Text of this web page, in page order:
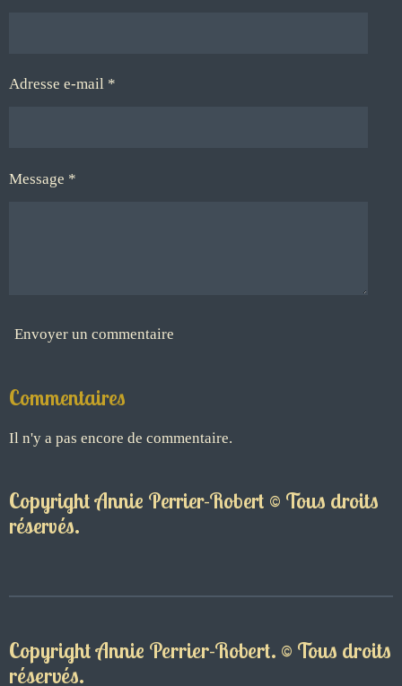
Adresse e-mail *
Message *
Envoyer un commentaire
Commentaires
Il n'y a pas encore de commentaire.
Copyright Annie Perrier-Robert © Tous droits
réservés.
Copyright Annie Perrier-Robert. © Tous droits
réservés.